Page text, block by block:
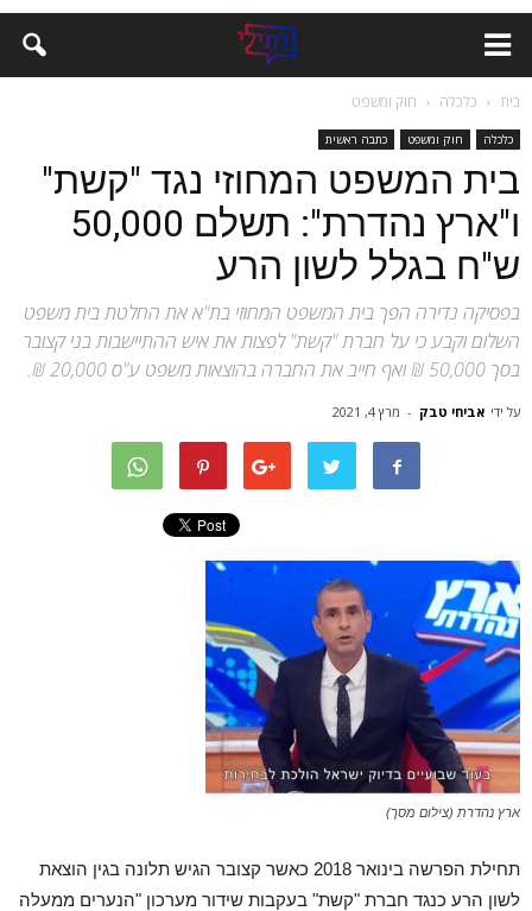
בית כלכלה חוק ומשפט
כלכלה חוק ומשפט כתבה ראשית
בית המשפט המחוזי נגד "קשת"
ו"ארץ נהדרת": תשלם 50,000
ש"ח בגלל לשון הרע
בפסיקה נדירה הפך בית המשפט המחוזי בת"א את החלטת בית משפט
השלום וקבע כי על חברת "קשת" לפצות את איש ההתיישבות בני קצובר
בסך 50,000 ₪ ואף חייב את החברה בהוצאות משפט ע"ס 20,000 ₪.
על ידי אביחי טבק - מרץ 4, 2021
ארץ נהדרת (צילום מסך)
תחילת הפרשה בינואר 2018 כאשר קצובר הגיש תלונה בגין הוצאת
לשון הרע כנגד חברת "קשת" בעקבות שידור מערכון "הנערים ממעלה